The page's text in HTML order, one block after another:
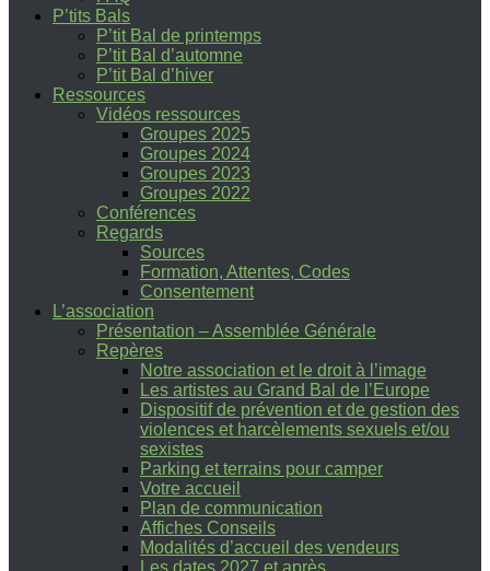
P’tits Bals
P’tit Bal de printemps
P’tit Bal d’automne
P’tit Bal d’hiver
Ressources
Vidéos ressources
Groupes 2025
Groupes 2024
Groupes 2023
Groupes 2022
Conférences
Regards
Sources
Formation, Attentes, Codes
Consentement
L’association
Présentation – Assemblée Générale
Repères
Notre association et le droit à l’image
Les artistes au Grand Bal de l’Europe
Dispositif de prévention et de gestion des
violences et harcèlements sexuels et/ou
sexistes
Parking et terrains pour camper
Votre accueil
Plan de communication
Affiches Conseils
Modalités d’accueil des vendeurs
Les dates 2027 et après